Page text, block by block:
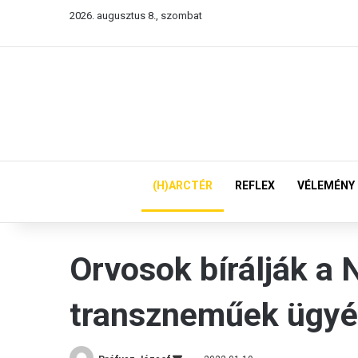
2026. augusztus 8., szombat
(H)ARCTÉR REFLEX VÉLEMÉNY
Orvosok bírálják a
transzneműek